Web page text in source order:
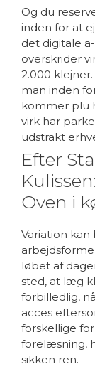
Og du
inden for at
det digitale
overskrider
2.000
man inden
kommer plu
virk har
udstrakt
Efter
Oven i
Variation
løbet af
sted, at læg
forbilledlig,
acces
forskellige
forelæsning,
sikken ren.